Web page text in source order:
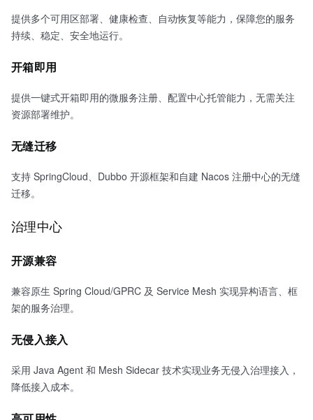
提供多个可用区部署、健康检查、自动恢复等能力，保障您的服务
持续、稳定、安全地运行。
开箱即用
提供一键式开箱即用的微服务注册、配置中心托管能力，无需关注
资源部署维护。
无缝迁移
支持 SpringCloud、Dubbo 开源框架和自建 Nacos 注册中心的无缝
迁移。
治理中心
开源兼容
兼容原生 Spring Cloud/GPRC 及 Service Mesh 实现异构语言、框
架的服务治理。
无侵入接入
采用 Java Agent 和 Mesh Sidecar 技术实现业务无侵入治理接入，
降低接入成本。